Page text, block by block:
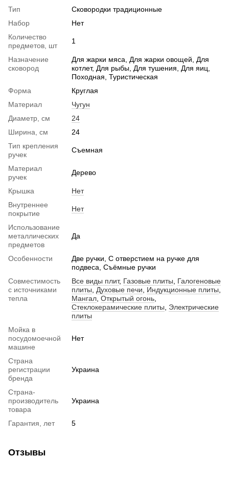
Тип
Сковородки традиционные
Набор
Нет
Количество
предметов, шт
1
Назначение
сковород
Для жарки мяса, Для жарки овощей, Для
котлет, Для рыбы, Для тушения, Для яиц,
Походная, Туристическая
Форма
Круглая
Материал
Чугун
Диаметр, см
24
Ширина, см
24
Тип крепления
ручек
Съемная
Материал
ручек
Дерево
Крышка
Нет
Внутреннее
покрытие
Нет
Использование
металлических
предметов
Да
Особенности
Две ручки, С отверстием на ручке для
подвеса, Съёмные ручки
Совместимость
с источниками
тепла
Все виды плит, Газовые плиты
Галогеновые
плиты
Духовые печи Индукционные плиты
Мангал Открытый огонь
Стеклокерамические плиты
Электрические
плиты
Мойка в
посудомоечной
машине
Нет
Страна
регистрации
бренда
Украина
Страна-
производитель
товара
Украина
Гарантия, лет 5
Отзывы